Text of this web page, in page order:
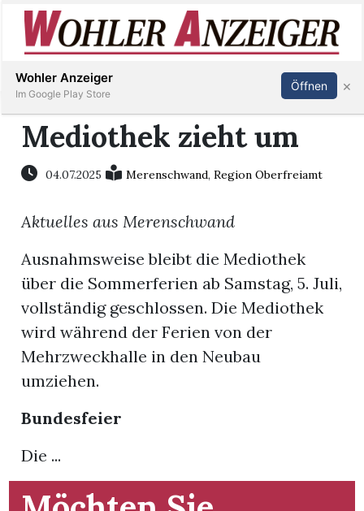
Immobilien
Stellen
Paper
Newsletter
Inserieren Abonnieren Anmelden
Mediothek zieht um
04.07.2025 Merenschwand,Region Oberfreiamt
Aktuelles aus Merenschwand
Ausnahmsweise bleibt die Mediothek
über die Sommerferien ab Samstag, 5. Juli,
vollständig geschlossen. Die Mediothek
wird während der Ferien von der
Mehrzweckhalle in den Neubau
umziehen.
Bundesfeier
Die ...
Wohler Anzeiger
Im Google Play Store
Öffnen ×